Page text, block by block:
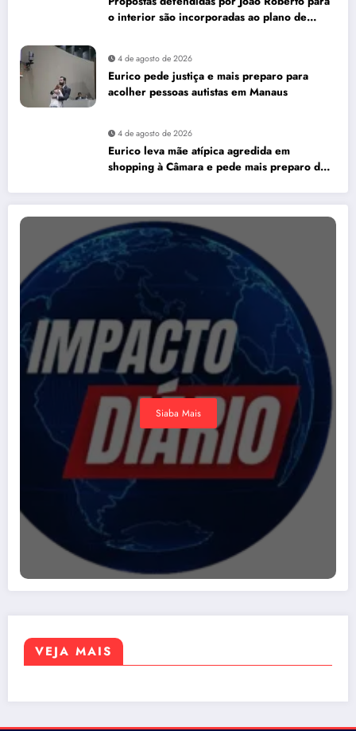
o interior são incorporadas ao plano de
4 de agosto de 2026
Eurico pede justiça e mais preparo para
acolher pessoas autistas em Manaus
4 de agosto de 2026
Eurico leva mãe atípica agredida em
shopping à Câmara e pede mais preparo dos
Siaba Mais
VEJA MAIS